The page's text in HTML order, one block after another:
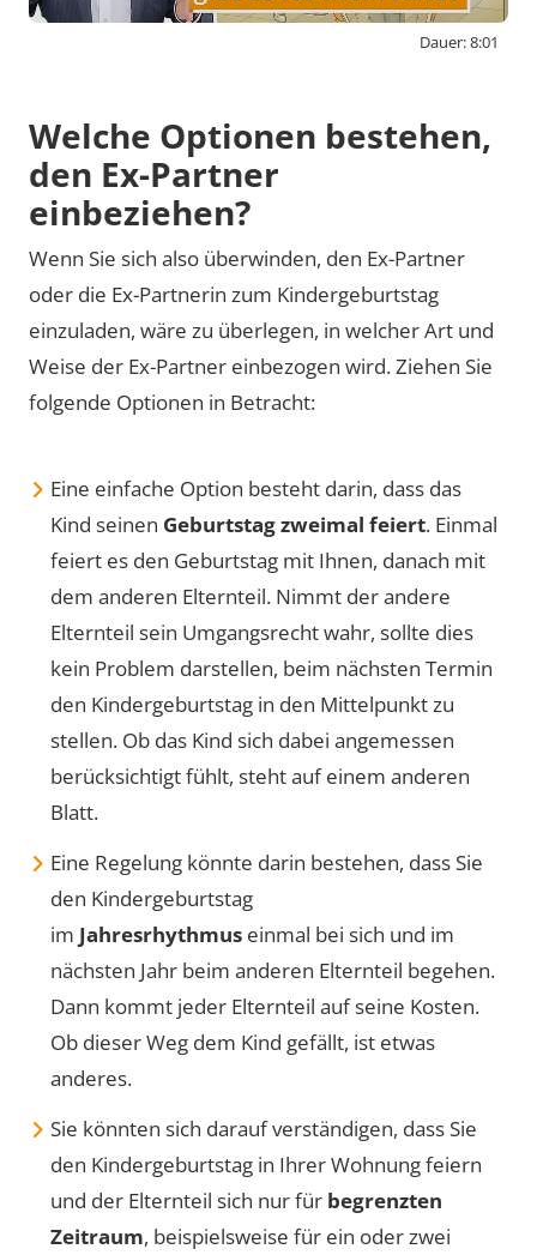
transmit data to this third party.
Video laden
Dauer: 8:01
Welche Optionen bestehen,
den Ex-Partner
einbeziehen?
Wenn Sie sich also überwinden, den Ex-Partner
oder die Ex-Partnerin zum Kindergeburtstag
einzuladen, wäre zu überlegen, in welcher Art und
Weise der Ex-Partner einbezogen wird. Ziehen Sie
folgende Optionen in Betracht:
Eine einfache Option besteht darin, dass das
Kind seinen Geburtstag zweimal feiert. Einmal
feiert es den Geburtstag mit Ihnen, danach mit
dem anderen Elternteil. Nimmt der andere
Elternteil sein Umgangsrecht wahr, sollte dies
kein Problem darstellen, beim nächsten Termin
den Kindergeburtstag in den Mittelpunkt zu
stellen. Ob das Kind sich dabei angemessen
berücksichtigt fühlt, steht auf einem anderen
Blatt.
Eine Regelung könnte darin bestehen, dass Sie
den Kindergeburtstag
im Jahresrhythmus einmal bei sich und im
nächsten Jahr beim anderen Elternteil begehen.
Dann kommt jeder Elternteil auf seine Kosten.
Ob dieser Weg dem Kind gefällt, ist etwas
anderes.
Sie könnten sich darauf verständigen, dass Sie
den Kindergeburtstag in Ihrer Wohnung feiern
und der Elternteil sich nur für begrenzten
Zeitraum, beispielsweise für ein oder zwei